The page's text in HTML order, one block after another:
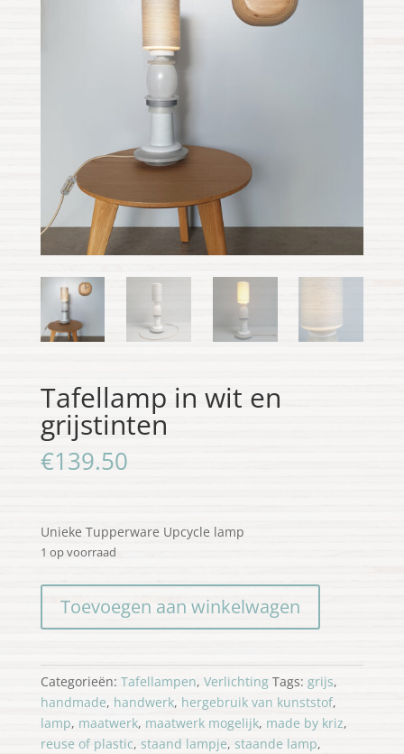
Tafellamp in wit en
grijstinten
€139.50
Unieke Tupperware Upcycle lamp
1 op voorraad
wit
grijstinten
aantal
Toevoegen aan winkelwagen
Categorieën: Tafellampen, Verlichting Tags: grijs,
handmade, handwerk, hergebruik van kunststof,
lamp, maatwerk, maatwerk mogelijk, made by kriz,
reuse of plastic, staand lampje, staande lamp,